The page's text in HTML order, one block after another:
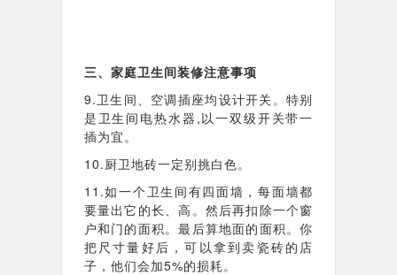
三、家庭卫生间装修注意事项
9.卫生间、空调插座均设计开关。特别
是卫生间电热水器,以一双级开关带一
插为宜。
10.厨卫地砖一定别挑白色。
11.如一个卫生间有四面墙，每面墙都
要量出它的长、高。然后再扣除一个窗
户和门的面积。最后算地面的面积。你
把尺寸量好后，可以拿到卖瓷砖的店
子，他们会加5%的损耗。